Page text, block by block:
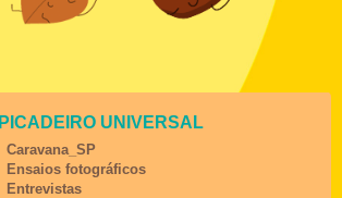
PICADEIRO UNIVERSAL
Caravana_SP
Ensaios fotográficos
Entrevistas